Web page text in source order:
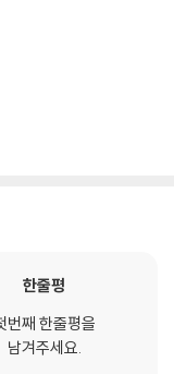
한줄평
번째 한줄평을
남겨주세요.